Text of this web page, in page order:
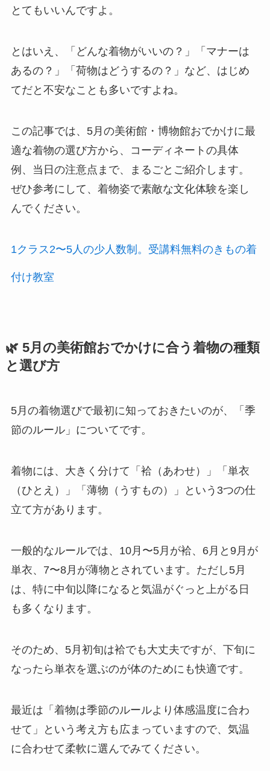
とてもいいんですよ。
とはいえ、「どんな着物がいいの？」「マナーは
あるの？」「荷物はどうするの？」など、はじめ
てだと不安なことも多いですよね。
この記事では、5月の美術館・博物館おでかけに最
適な着物の選び方から、コーディネートの具体
例、当日の注意点まで、まるごとご紹介します。
ぜひ参考にして、着物姿で素敵な文化体験を楽し
んでください。
1クラス2〜5人の少人数制。受講料無料のきもの着
付け教室
🌿 5月の美術館おでかけに合う着物の種類
と選び方
5月の着物選びで最初に知っておきたいのが、「季
節のルール」についてです。
着物には、大きく分けて「袷（あわせ）」「単衣
（ひとえ）」「薄物（うすもの）」という3つの仕
立て方があります。
一般的なルールでは、10月〜5月が袷、6月と9月が
単衣、7〜8月が薄物とされています。ただし5月
は、特に中旬以降になると気温がぐっと上がる日
も多くなります。
そのため、5月初旬は袷でも大丈夫ですが、下旬に
なったら単衣を選ぶのが体のためにも快適です。
最近は「着物は季節のルールより体感温度に合わ
せて」という考え方も広まっていますので、気温
に合わせて柔軟に選んでみてください。